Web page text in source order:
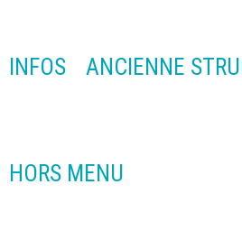
INFOS ANCIENNE
HORS MENU